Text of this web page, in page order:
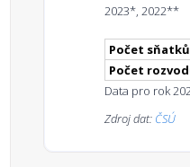
2023*, 2022**
Počet sňatků
Počet
Data pro rok
Zdroj dat: ČSÚ